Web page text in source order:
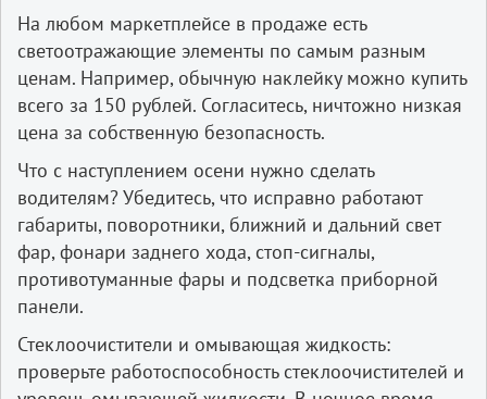
На любом маркетплейсе в продаже есть
светоотражающие элементы по самым разным
ценам. Например, обычную наклейку можно купить
всего за 150 рублей. Согласитесь, ничтожно низкая
цена за собственную безопасность.
Что с наступлением осени нужно сделать
водителям? Убедитесь, что исправно работают
габариты, поворотники, ближний и дальний свет
фар, фонари заднего хода, стоп-сигналы,
противотуманные фары и подсветка приборной
панели.
Стеклоочистители и омывающая жидкость:
проверьте работоспособность стеклоочистителей и